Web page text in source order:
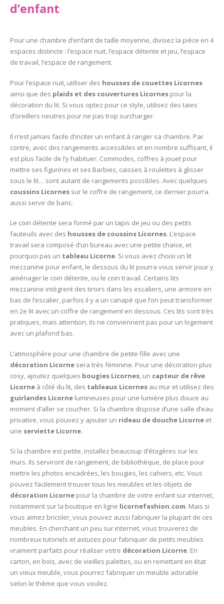
d’enfant
Pour une chambre d’enfant de taille moyenne, divisez la pièce en 4
espaces distincte : l’espace nuit, l’espace détente et jeu, l’espace
de travail, l’espace de rangement.
Pour l’espace nuit, utiliser des housses de couettes Licornes
ainsi que des plaids et des couvertures Licornes pour la
décoration du lit. Si vous optez pour ce style, utilisez des taies
d’oreillers neutres pour ne pas trop surcharger.
Il n’est jamais facile d’inciter un enfant à ranger sa chambre. Par
contre, avec des rangements accessibles et en nombre suffisant, il
est plus facile de l’y habituer. Commodes, coffres à jouet pour
mettre ses figurines et ses Barbies, caisses à roulettes à glisser
sous le lit… sont autant de rangements possibles. Avec quelques
coussins Licornes sur le coffre de rangement, ce dernier pourra
aussi servir de banc.
Le coin détente sera formé par un tapis de jeu ou des petits
fauteuils avec des housses de coussins Licornes. L’espace
travail sera composé d’un bureau avec une petite chaise, et
pourquoi pas un tableau Licorne. Si vous avez choisi un lit
mezzanine pour enfant, le dessous du lit pourra vous servir pour y
aménager le coin détente, ou le coin travail. Certains lits
mezzanine intègrent des tiroirs dans les escaliers, une armoire en
bas de l’escalier, parfois il y a un canapé que l’on peut transformer
en 2e lit avec un coffre de rangement en dessous. Ces lits sont très
pratiques, mais attention, ils ne conviennent pas pour un logement
avec un plafond bas.
L’atmosphère pour une chambre de petite fille avec une
décoration Licorne sera très féminine. Pour une décoration plus
cosy, ajoutez quelques bougies Licornes, un capteur de rêve
Licorne à côté du lit, des tableaux Licornes au mur et utilisez des
guirlandes Licorne lumineuses pour une lumière plus douce au
moment d’aller se coucher. Si la chambre dispose d’une salle d’eau
privative, vous pouvez y ajouter un rideau de douche Licorne et
une serviette Licorne.
Si la chambre est petite, installez beaucoup d’étagères sur les
murs. Ils serviront de rangement, de bibliothèque, de place pour
mettre les photos encadrées, les bougies, les cahiers, etc. Vous
pouvez facilement trouver tous les meubles et les objets de
décoration Licorne pour la chambre de votre enfant sur internet,
notamment sur la boutique en ligne licornefashion.com. Mais si
vous aimez bricoler, vous pouvez aussi fabriquer la plupart de ces
meubles. En cherchant un peu sur internet, vous trouverez de
nombreux tutoriels et astuces pour fabriquer de petits meubles
vraiment parfaits pour réaliser votre décoration Licorne. En
carton, en bois, avec de vieilles palettes, ou en remettant en état
un vieux meuble, vous pourrez fabriquer un meuble adorable
selon le thème que vous voulez.